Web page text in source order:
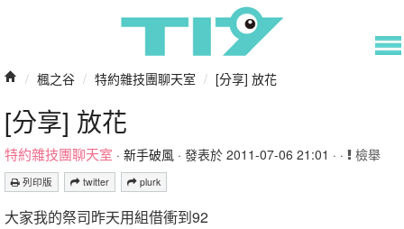
/ 楓之谷 / 特約雜技團聊天室 / [分享] 放花
[分享] 放花
特約雜技團聊天室 · 新手破風 · 發表於 2011-07-06 21:01 · · 檢舉
列印版 twitter plurk
大家我的祭司昨天用組借衝到92